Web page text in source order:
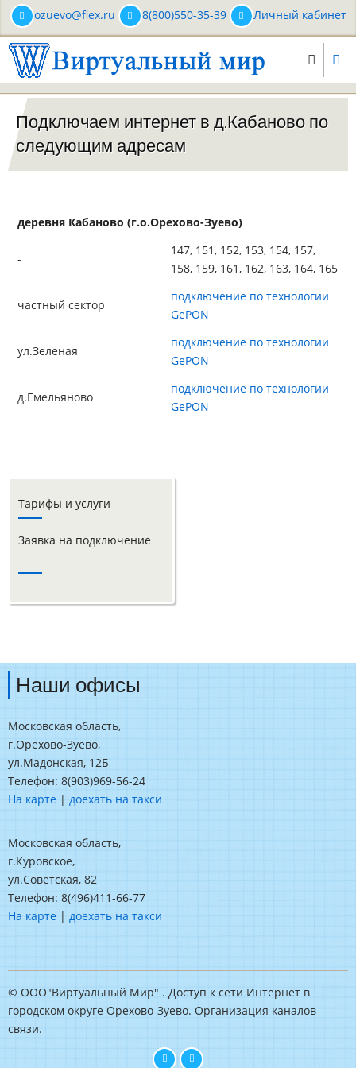
Перейти
основному
содержанию
ozuevo@flex.ru 8(800)550-35-39 Личный кабинет
Подключаем интернет в д.Кабаново по
следующим адресам
деревня Кабаново (г.о.Орехово-Зуево)
-
147, 151, 152, 153, 154, 157,
158, 159, 161, 162, 163, 164, 165
частный сектор
подключение по технологии
GePON
ул.Зеленая
подключение по технологии
GePON
д.Емельяново
подключение по технологии
GePON
Тарифы и услуги
Заявка на подключение
Наши офисы
Московская область,
г.Орехово-Зуево,
ул.Мадонская, 12Б
Телефон: 8(903)969-56-24
На карте | доехать на такси
Московская область,
г.Куровское,
ул.Советская, 82
Телефон: 8(496)411-66-77
На карте | доехать на такси
© ООО"Виртуальный Мир" . Доступ к сети Интернет в
городском округе Орехово-Зуево. Организация каналов
связи.